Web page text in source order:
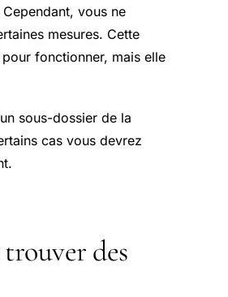
vous ne
mesures. Cette
fonctionner, mais elle
sous-dossier de la
cas vous devrez
des